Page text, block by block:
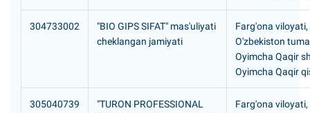
304733002
"BIO GIPS SIFAT" mas'uliyati
cheklangan jamiyati
Farg'ona viloyati,
O'zbekiston
Oyimcha Qaqir
Oyimcha Qaqir
305040739
"TURON PROFESSIONAL
Farg'ona viloyati,